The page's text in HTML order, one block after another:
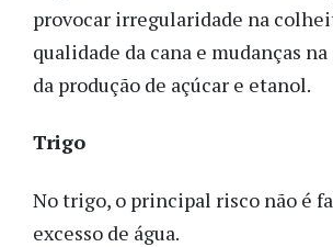
provocar irregularidade na
qualidade da cana e mudanças
da produção de açúcar e etanol.
Trigo
No trigo, o principal risco não é
excesso de água.